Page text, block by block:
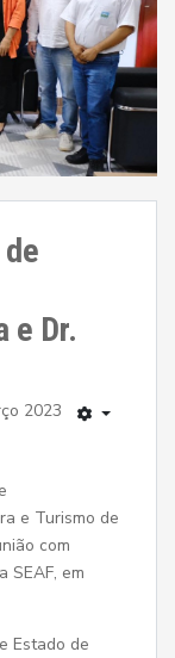
e Dr.
2023
e Turismo de
com
SEAF, em
Estado de